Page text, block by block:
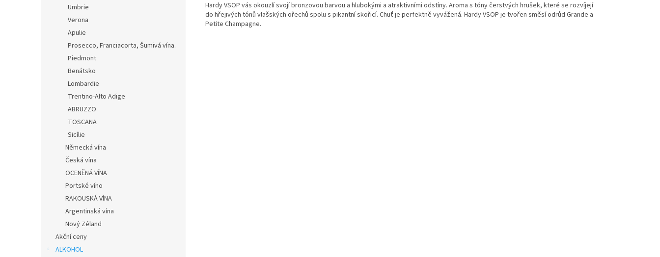
Umbrie
Verona
Apulie
Prosecco, Franciacorta, Šumivá vína.
Piedmont
Benátsko
Lombardie
Trentino-Alto Adige
ABRUZZO
TOSCANA
Sicílie
Německá vína
Česká vína
OCENĚNÁ VÍNA
Portské víno
RAKOUSKÁ VÍNA
Argentinská vína
Nový Zéland
Akční ceny
ALKOHOL
Hardy VSOP vás okouzlí svojí bronzovou barvou a hlubokými a atraktivními odstíny. Aroma s tóny čerstvých hrušek, které se rozvíjejí
do hřejivých tónů vlašských ořechů spolu s pikantní skořicí. Chuť je perfektně vyvážená. Hardy VSOP je tvořen směsí odrůd Grande a
Petite Champagne.